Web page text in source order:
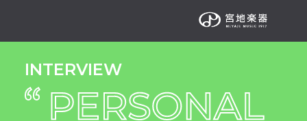
INTERVIEW
RECRUIT TOP
リクルートトップ